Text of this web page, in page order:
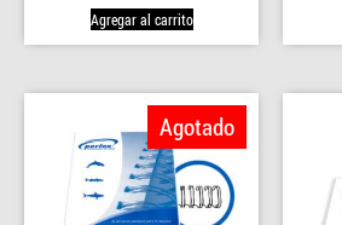
Agregar al carrito
Agotado